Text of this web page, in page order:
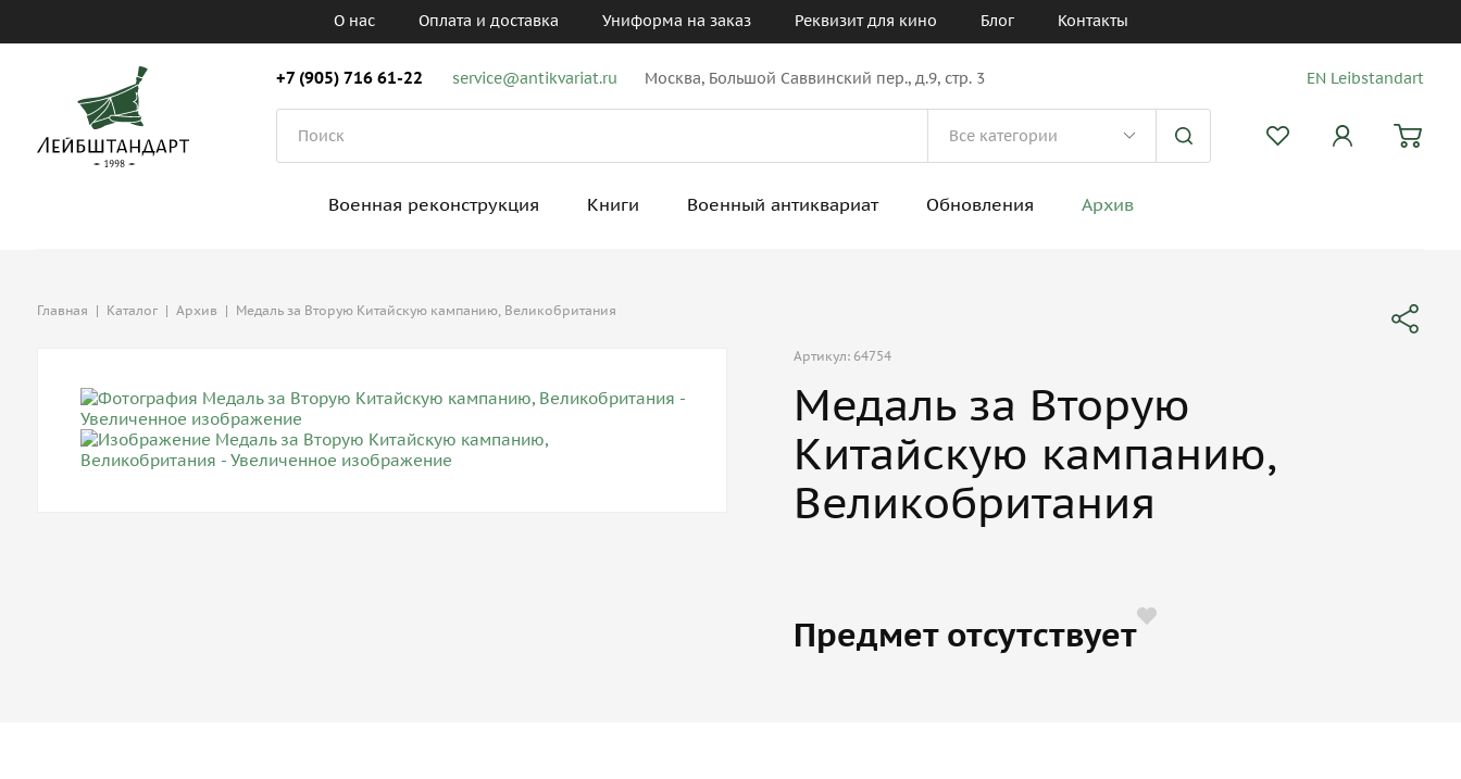
О нас Оплата и доставка Униформа на заказ Реквизит для кино Блог Контакты
+7 (905) 716 61-22 service@antikvariat.ru Москва, Большой Саввинский пер., д.9, стр. 3 EN Leibstandart
Военная реконструкция Книги Военный антиквариат Обновления Архив
Главная | Каталог | Архив | Медаль за Вторую Китайскую кампанию, Великобритания
Артикул: 64754
Медаль за Вторую
Китайскую кампанию,
Великобритания
Предмет отсутствует